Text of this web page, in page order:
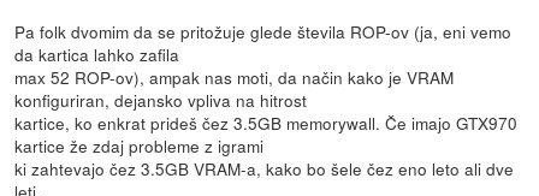
Pa folk dvomim da se pritožuje glede števila ROP-ov (ja, eni vemo
da kartica lahko zafila
max 52 ROP-ov), ampak nas moti, da način kako je VRAM
konfiguriran, dejansko vpliva na hitrost
kartice, ko enkrat prideš čez 3.5GB memorywall. Če imajo GTX970
kartice že zdaj probleme z igrami
ki zahtevajo čez 3.5GB VRAM-a, kako bo šele čez eno leto ali dve